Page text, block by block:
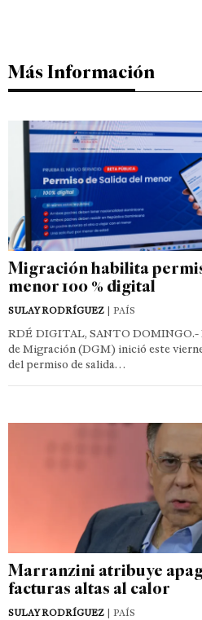
Más Información
Migración habilita
menor 100 % digital
SULAY RODRÍGUEZ | PAÍS
RDÉ DIGITAL, SANTO DOMINGO.-
de Migración (DGM) inició este
del permiso de salida…
Marranzini atribuye
facturas altas al calor
SULAY RODRÍGUEZ | PAÍS